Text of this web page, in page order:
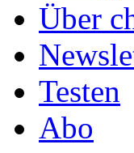
Über
Testen
Abo